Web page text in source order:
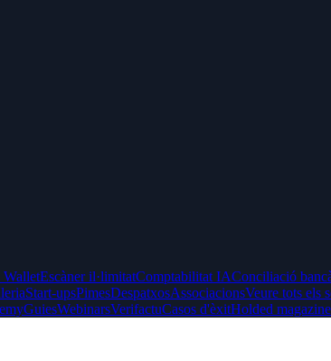
Escàner il·limitatComptabilitat IAConciliació
Start-upsPimesDespatxosAssociacionsVeure tots els
GuiesWebinarsVerifactuCasos d'èxitHolded magazine